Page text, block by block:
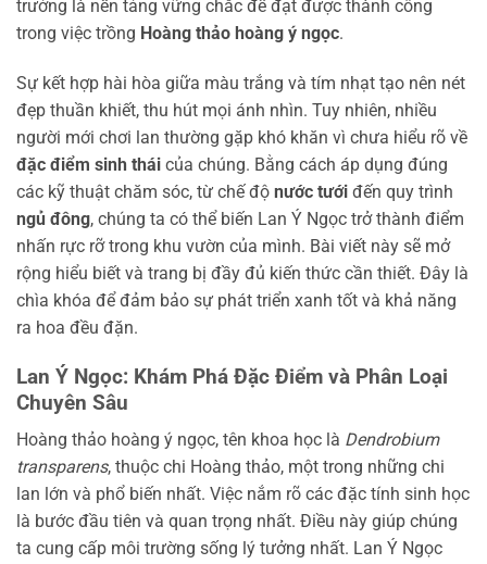
trưởng là nền tảng vững chắc để đạt được thành công
trong việc trồng Hoàng thảo hoàng ý ngọc.
Sự kết hợp hài hòa giữa màu trắng và tím nhạt tạo nên nét
đẹp thuần khiết, thu hút mọi ánh nhìn. Tuy nhiên, nhiều
người mới chơi lan thường gặp khó khăn vì chưa hiểu rõ về
đặc điểm sinh thái của chúng. Bằng cách áp dụng đúng
các kỹ thuật chăm sóc, từ chế độ nước tưới đến quy trình
ngủ đông, chúng ta có thể biến Lan Ý Ngọc trở thành điểm
nhấn rực rỡ trong khu vườn của mình. Bài viết này sẽ mở
rộng hiểu biết và trang bị đầy đủ kiến thức cần thiết. Đây là
chìa khóa để đảm bảo sự phát triển xanh tốt và khả năng
ra hoa đều đặn.
Lan Ý Ngọc: Khám Phá Đặc Điểm và Phân Loại
Chuyên Sâu
Hoàng thảo hoàng ý ngọc, tên khoa học là Dendrobium
transparens, thuộc chi Hoàng thảo, một trong những chi
lan lớn và phổ biến nhất. Việc nắm rõ các đặc tính sinh học
là bước đầu tiên và quan trọng nhất. Điều này giúp chúng
ta cung cấp môi trường sống lý tưởng nhất. Lan Ý Ngọc